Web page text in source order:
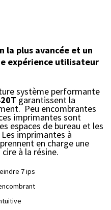
la plus avancée et un
expérience utilisateur
système performante
garantissent la
Peu encombrantes
imprimantes sont
espaces de bureau et les
imprimantes à
prennent en charge une
à la résine.
7 ips